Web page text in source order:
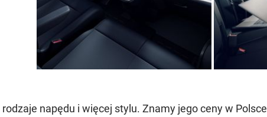
napędu i więcej stylu. Znamy jego ceny w Polsce